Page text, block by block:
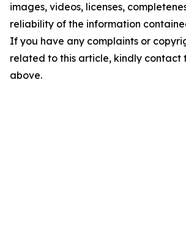
images, videos, licenses,
reliability of the information
If you have any complaints or
related to this article, kindly contact
above.